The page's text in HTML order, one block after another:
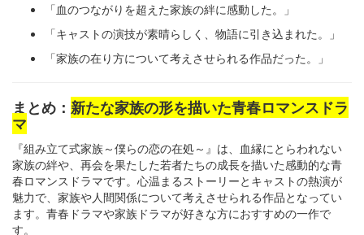
「血のつながりを超えた家族の絆に感動した。」
「キャストの演技が素晴らしく、物語に引き込まれた。」
「家族の在り方について考えさせられる作品だった。」
まとめ： 新たな家族の形を描いた青春ロマンスドラ
マ
『組み立て式家族～僕らの恋の在処～』は、血縁にとらわれない
家族の絆や、再会を果たした若者たちの成長を描いた感動的な青
春ロマンスドラマです。心温まるストーリーとキャストの熱演が
魅力で、家族や人間関係について考えさせられる作品となってい
ます。青春ドラマや家族ドラマが好きな方におすすめの一作で
す。